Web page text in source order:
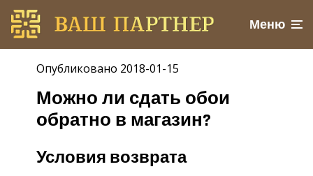
Меню
Опубликовано 2018-01-15
Можно ли сдать обои
обратно в магазин?
Условия возврата